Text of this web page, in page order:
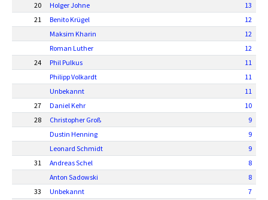
20
Holger Johne
13
21
Benito Krügel
12
Maksim Kharin
12
Roman Luther
12
24
Phil Pulkus
11
Philipp Volkardt
11
Unbekannt
11
27
Daniel Kehr
10
28
Christopher Groß
9
Dustin Henning
9
Leonard Schmidt
9
31
Andreas Schel
8
Anton Sadowski
8
33
Unbekannt
7